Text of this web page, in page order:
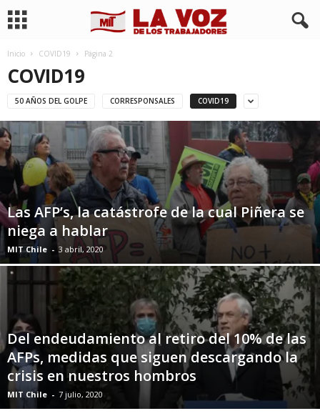
Inicio COVID19 Página 2
COVID19
50 AÑOS DEL GOLPE CORRESPONSALES COVID19
Las AFP’s, la catástrofe de la cual Piñera se
niega a hablar
MIT Chile - 3 abril, 2020
Del endeudamiento al retiro del 10% de las
AFPs, medidas que siguen descargando la
crisis en nuestros hombros
MIT Chile - 7 julio, 2020